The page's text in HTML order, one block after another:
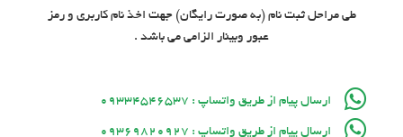
طی مراحل ثبت نام (به صورت رایگان) جهت اخذ نام کاربری و رمز
عبور وبینار الزامی می باشد .
ارسال پیام از طریق واتساپ : ٠٩٣٣۴۵۴۶۵٣٧
ارسال پیام از طریق واتساپ : ٠٩٣۶٩٨٢٠٩٢٧